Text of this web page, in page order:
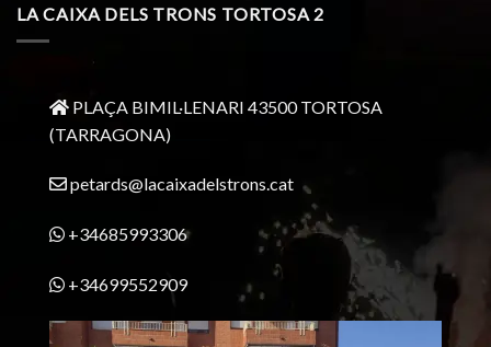
LA CAIXA DELS TRONS TORTOSA 2
PLAÇA BIMIL·LENARI 43500 TORTOSA
(TARRAGONA)
petards@lacaixadelstrons.cat
+34685993306
+34699552909